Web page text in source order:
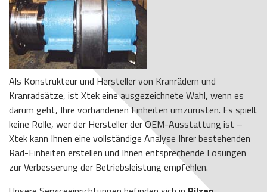
Als Konstrukteur und Hersteller von Kranrädern und
Kranradsätze, ist Xtek eine ausgezeichnete Wahl, wenn es
darum geht, Ihre vorhandenen Einheiten umzurüsten. Es spielt
keine Rolle, wer der Hersteller der OEM-Ausstattung ist –
Xtek kann Ihnen eine vollständige Analyse Ihrer bestehenden
Rad-Einheiten erstellen und Ihnen entsprechende Lösungen
zur Verbesserung der Betriebsleistung empfehlen.